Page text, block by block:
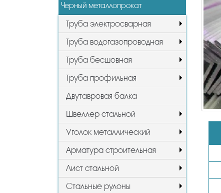
Черный металлопрокат
Труба электросварная
Труба водогазопроводная
Труба бесшовная
Труба профильная
Двутавровая балка
Швеллер стальной
Уголок металлический
Арматура строительная
Лист стальной
Стальные рулоны